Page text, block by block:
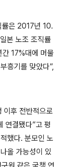
률은 2017년 10.
본 노조 조직률
17%대에 머물
흥기를 맞았다”,
이후 전반적으로
연결됐다”고 평
했다. 분모인 노
올 가능성이 있